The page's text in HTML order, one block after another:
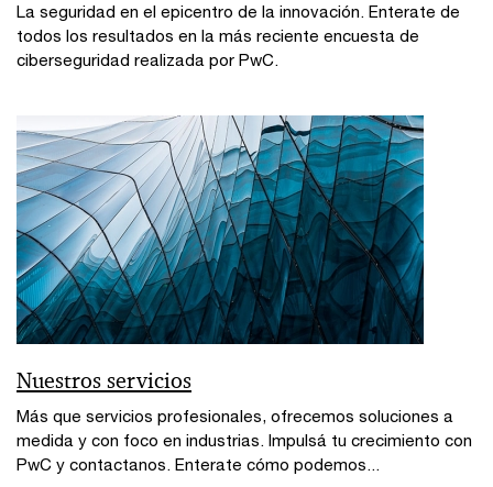
La seguridad en el epicentro de la innovación. Enterate de
todos los resultados en la más reciente encuesta de
ciberseguridad realizada por PwC.
Nuestros servicios
Más que servicios profesionales, ofrecemos soluciones a
medida y con foco en industrias. Impulsá tu crecimiento con
PwC y contactanos. Enterate cómo podemos...